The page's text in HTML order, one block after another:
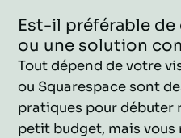
Est-il préférable
ou une solution
Tout dépend de votre
ou Squarespace sont
pratiques pour débuter
petit budget, mais vous